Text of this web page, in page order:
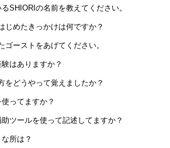
SHIORIの名前を教えてください。
じめたきっかけは何ですか？
ゴーストをあげてください。
はありますか？
をどうやって覚えましたか？
ってますか？
ツールを使って記述してますか？
所は？